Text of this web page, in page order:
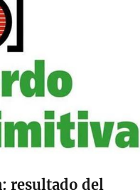
resultado del